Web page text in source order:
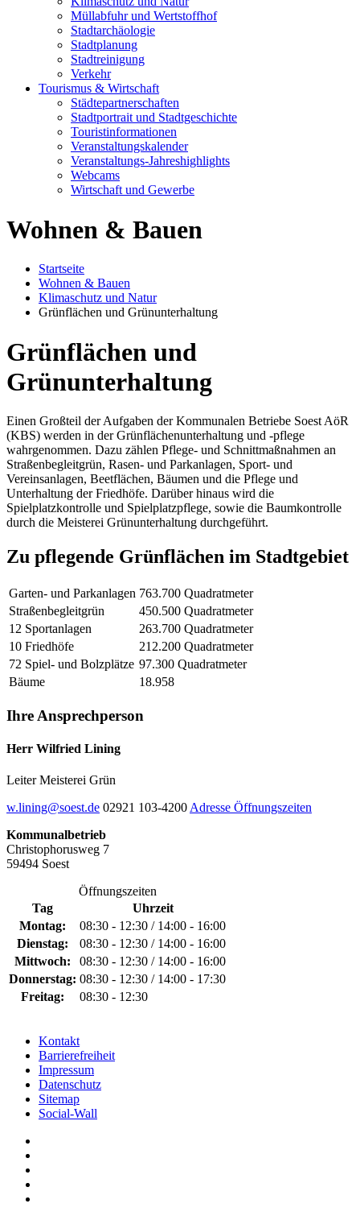
Müllabfuhr und Wertstoffhof
Stadtarchäologie
Stadtplanung
Stadtreinigung
Verkehr
Tourismus & Wirtschaft
Städtepartnerschaften
Stadtportrait und Stadtgeschichte
Touristinformationen
Veranstaltungskalender
Veranstaltungs-Jahreshighlights
Webcams
Wirtschaft und Gewerbe
Wohnen & Bauen
Startseite
Wohnen & Bauen
Klimaschutz und Natur
Grünflächen und Grünunterhaltung
Grünflächen und
Grünunterhaltung
Einen Großteil der Aufgaben der Kommunalen Betriebe Soest AöR
(KBS) werden in der Grünflächenunterhaltung und -pflege
wahrgenommen. Dazu zählen Pflege- und Schnittmaßnahmen an
Straßenbegleitgrün, Rasen- und Parkanlagen, Sport- und
Vereinsanlagen, Beetflächen, Bäumen und die Pflege und
Unterhaltung der Friedhöfe. Darüber hinaus wird die
Spielplatzkontrolle und Spielplatzpflege, sowie die Baumkontrolle
durch die Meisterei Grünunterhaltung durchgeführt.
Zu pflegende Grünflächen im Stadtgebiet
Garten- und Parkanlagen 763.700 Quadratmeter
Straßenbegleitgrün
450.500 Quadratmeter
12 Sportanlagen
263.700 Quadratmeter
10 Friedhöfe
212.200 Quadratmeter
72 Spiel- und Bolzplätze 97.300 Quadratmeter
Bäume
18.958
Ihre Ansprechperson
Herr Wilfried Lining
Leiter Meisterei Grün
w.lining@soest.de 02921 103-4200 Adresse Öffnungszeiten
Kommunalbetrieb
Christophorusweg 7
59494 Soest
Öffnungszeiten
Tag
Uhrzeit
Montag:
08:30 - 12:30 / 14:00 - 16:00
Dienstag:
08:30 - 12:30 / 14:00 - 16:00
Mittwoch:
08:30 - 12:30 / 14:00 - 16:00
Donnerstag: 08:30 - 12:30 / 14:00 - 17:30
Freitag:
08:30 - 12:30
Kontakt
Barrierefreiheit
Impressum
Datenschutz
Sitemap
Social-Wall